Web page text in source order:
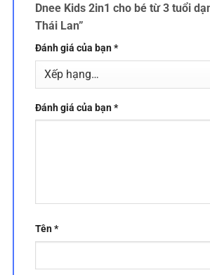
Dnee Kids 2in1 cho bé từ 3 tuổi
Thái Lan”
Đánh giá của bạn*
Đánh giá của bạn*
Tên*